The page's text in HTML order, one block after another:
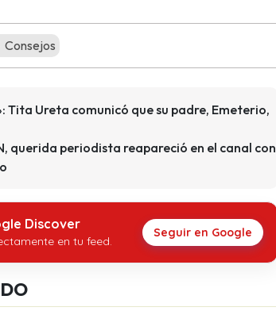
Consejos
Tita Ureta comunicó que su padre, Emeterio,
querida periodista reapareció en el canal con
Discover
en tu feed.
Seguir en Google